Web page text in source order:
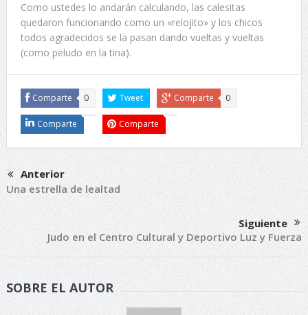
Como ustedes lo andarán calculando, las calesitas
quedaron funcionando como un «relojito» y los chicos
todos agradecidos se la pasan dando vueltas y vueltas
(como peludo en la tina).
Comparte 0 Tweet Comparte 0
Comparte Comparte
Anterior
Una estrella de lealtad
Siguiente
Judo en el Centro Cultural y Deportivo Luz y Fuerza
SOBRE EL AUTOR